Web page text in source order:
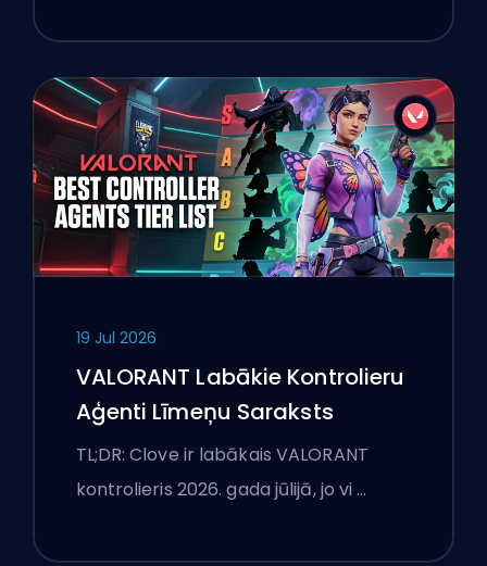
19 Jul 2026
VALORANT Labākie Kontrolieru
Aģenti Līmeņu Saraksts
TL;DR: Clove ir labākais VALORANT
kontrolieris 2026. gada jūlijā, jo vi …